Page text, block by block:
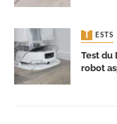
TESTS
Test du
robot